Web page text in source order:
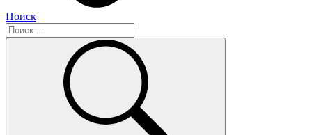
Поиск